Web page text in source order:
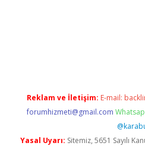
Reklam ve İletişim: E-mail:
forumhizmeti@gmail.com
Yasal Uyarı: Sitemiz, 5651 Sayılı